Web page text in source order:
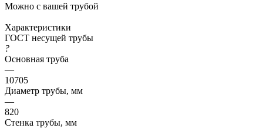
Можно с вашей трубой
Характеристики
ГОСТ несущей трубы
?
Основная труба
—
10705
Диаметр трубы, мм
—
820
Стенка трубы, мм